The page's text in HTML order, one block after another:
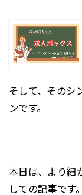
そして、そのシ
ンです。
本日は、より細
しての記事です。